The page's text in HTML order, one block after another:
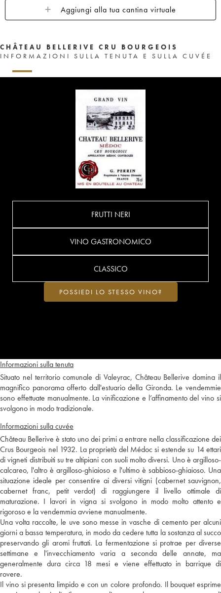
Aggiungi alla tua cantina virtuale
CHÂTEAU BELLERIVE CRU BOURGEOIS
INFORMAZIONI SULLA TENUTA E SULLA CUVÉE
Informazioni sulla tenuta
Situato nel territorio comunale di Valeyrac, Château Bellerive domina il
magnifico panorama offerto dall'estuario della Gironda. Le vendemmie
sono effettuate manualmente. La vinificazione e l’affinamento del vino si
svolgono in modo tradizionale.
Informazioni sulla cuvée
Château Bellerive è stato uno dei primi a entrare nella classificazione dei
Crus Bourgeois nel 1932. La proprietà del Médoc si estende su 14 ettari
di vigneti distribuiti su tre altipiani con suoli molto diversi. Uno è argilloso-
calcareo, l'altro è argilloso-ghiaioso e l'ultimo è sabbioso-ghiaioso. Una
situazione ideale per consentire ai diversi vitigni (cabernet sauvignon,
cabernet franc, petit verdot) di raggiungere il livello ottimale di
maturazione. I lavori in vigna si svolgono in modo molto attento e
rigoroso e la vendemmia avviene manualmente.
Una volta raccolte, le uve sono messe in vasche di cemento per alcuni
giorni a bassa temperatura, in modo da cedere tutta la sostanza al succo
preservando gli aromi fruttati. La fermentazione si protrae per diverse
settimane e l'invecchiamento varia a seconda delle annate, ma
generalmente dura circa 18 mesi e viene effettuato in barrique di
rovere.
Il vino si presenta limpido e con un colore profondo. Il bouquet esprime
FRUTTI NERI
VINO GASTRONOMICO
CLASSICO
POSSIEDI LO STESSO VINO?